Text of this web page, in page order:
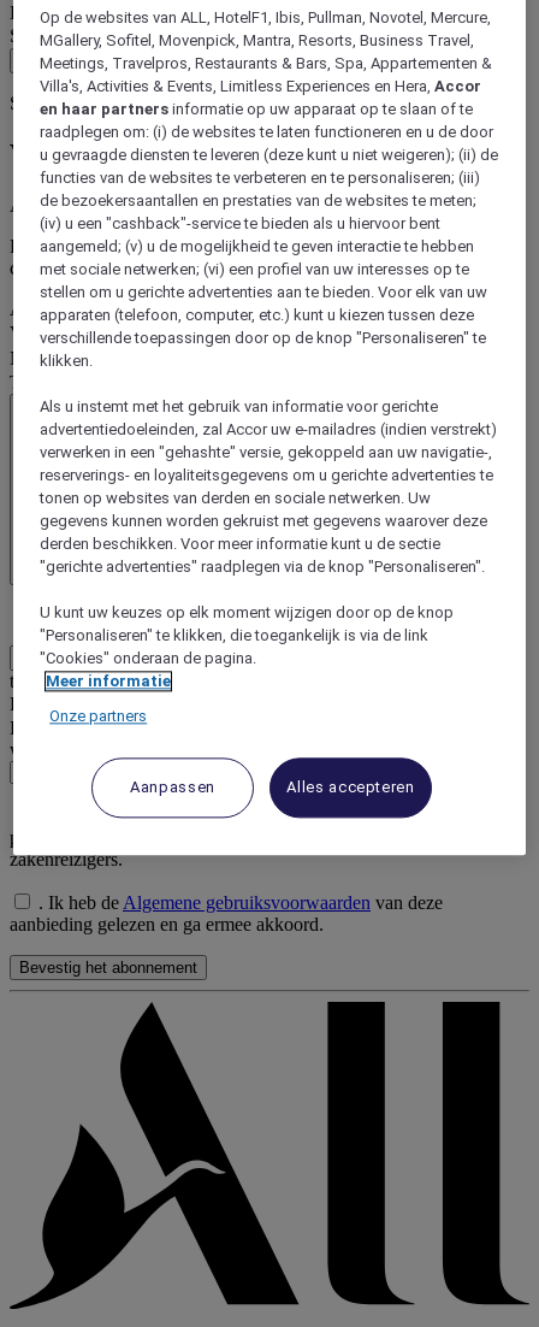
Land
Geef uw land aan.
Staat
Geef uw land staat.
Doorgaan
Stap 2 / 2
Vul de contactgegevens van de abonnee in
Alle velden zijn verplicht.
De aangegeven coördinaten zijn die van de contactpersoon die de
codes ontvangt.
Aanspreektitel
Vul uw Aanspreektitel in.
Voornaam
Vul uw voornaam in.
Naam
Telefoonnummer
Telefooncode
telefoonnummer in.
E-mailadres
Hoeveel werknemers in uw bedrijf zullen deze aanbieding
waarschijnlijk gebruiken voor hun zakenreizen
Vul het aantal medewerkers in.
ALL Business Travel mag mij informatie, aanbiedingen en
promoties sturen die gericht zijn op ondernemingen en
zakenreizigers.
. Ik heb de Algemene gebruiksvoorwaarden van deze
aanbieding gelezen en ga ermee akkoord.
Bevestig het abonnement
Op de websites van ALL, HotelF1, Ibis, Pullman, Novotel, Mercure,
MGallery, Sofitel, Movenpick, Mantra, Resorts, Business Travel,
Meetings, Travelpros, Restaurants & Bars, Spa, Appartementen &
Villa's, Activities & Events, Limitless Experiences en Hera,Accor
en haar partners informatie op uw apparaat op te slaan of te
raadplegen om: (i) de websites te laten functioneren en u de door
u gevraagde diensten te leveren (deze kunt u niet weigeren); (ii) de
functies van de websites te verbeteren en te personaliseren; (iii)
de bezoekersaantallen en prestaties van de websites te meten;
(iv) u een "cashback"-service te bieden als u hiervoor bent
aangemeld; (v) u de mogelijkheid te geven interactie te hebben
met sociale netwerken; (vi) een profiel van uw interesses op te
stellen om u gerichte advertenties aan te bieden. Voor elk van uw
apparaten (telefoon, computer, etc.) kunt u kiezen tussen deze
verschillende toepassingen door op de knop "Personaliseren" te
klikken.
Als u instemt met het gebruik van informatie voor gerichte
advertentiedoeleinden, zal Accor uw e-mailadres (indien verstrekt)
verwerken in een "gehashte" versie, gekoppeld aan uw navigatie-,
reserverings- en loyaliteitsgegevens om u gerichte advertenties te
tonen op websites van derden en sociale netwerken. Uw
gegevens kunnen worden gekruist met gegevens waarover deze
derden beschikken. Voor meer informatie kunt u de sectie
"gerichte advertenties" raadplegen via de knop "Personaliseren".
U kunt uw keuzes op elk moment wijzigen door op de knop
"Personaliseren" te klikken, die toegankelijk is via de link
"Cookies" onderaan de pagina.
Meer informatie
Onze partners
Aanpassen Alles accepteren